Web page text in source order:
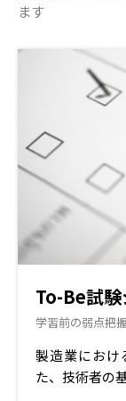
ます
To-Be試
学習前の弱点把
製造業におけ
た、技術者の